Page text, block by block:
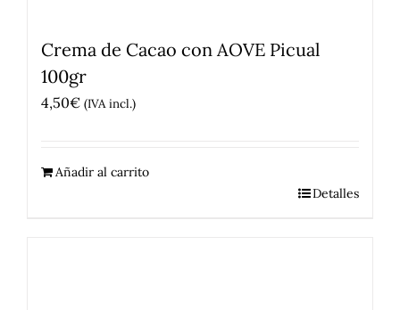
Crema de Cacao con AOVE Picual
100gr
4,50€ (IVA incl.)
Añadir al carrito
Detalles